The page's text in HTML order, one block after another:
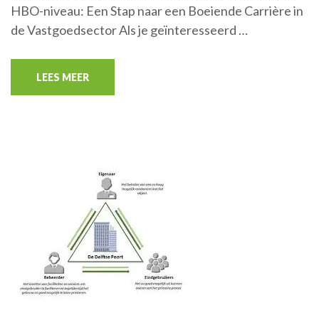
HBO-niveau: Een Stap naar een Boeiende Carrière in
de Vastgoedsector Als je geïnteresseerd …
LEES MEER